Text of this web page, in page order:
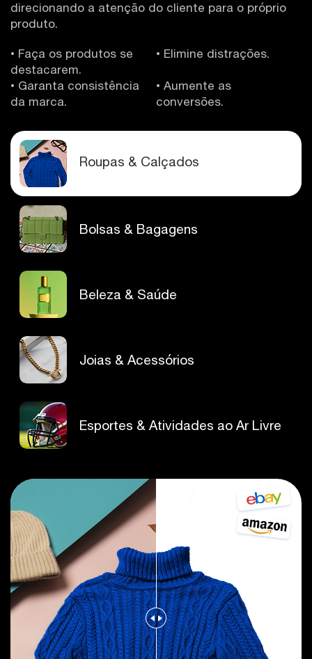
direcionando a atenção do cliente para o próprio
produto.
• Faça os produtos se
destacarem.
• Elimine distrações.
• Garanta consistência
da marca.
• Aumente as
conversões.
Roupas & Calçados
Bolsas & Bagagens
Beleza & Saúde
Joias & Acessórios
Esportes & Atividades ao Ar Livre